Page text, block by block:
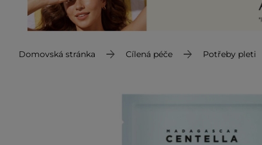
Domovská stránka Cílená péče Potřeby pleti